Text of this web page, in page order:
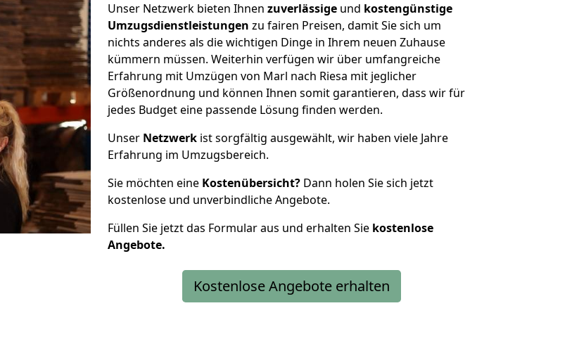
Unser Netzwerk bieten Ihnen zuverlässige und kostengünstige
Umzugsdienstleistungen zu fairen Preisen, damit Sie sich um
nichts anderes als die wichtigen Dinge in Ihrem neuen Zuhause
kümmern müssen. Weiterhin verfügen wir über umfangreiche
Erfahrung mit Umzügen von Marl nach Riesa mit jeglicher
Größenordnung und können Ihnen somit garantieren, dass wir für
jedes Budget eine passende Lösung finden werden.
Unser Netzwerk ist sorgfältig ausgewählt, wir haben viele Jahre
Erfahrung im Umzugsbereich.
Sie möchten eine Kostenübersicht? Dann holen Sie sich jetzt
kostenlose und unverbindliche Angebote.
Füllen Sie jetzt das Formular aus und erhalten Sie kostenlose
Angebote.
Kostenlose Angebote erhalten